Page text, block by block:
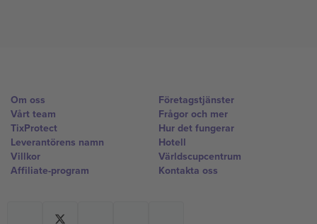
Om oss
Vårt team
TixProtect
Leverantörens namn
Villkor
Affiliate-program
Företagstjänster
Frågor och mer
Hur det fungerar
Hotell
Världscupcentrum
Kontakta oss